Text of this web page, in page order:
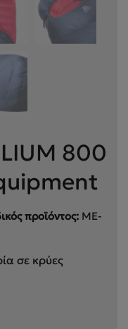
800
προϊόντος: ME-
σε κρύες